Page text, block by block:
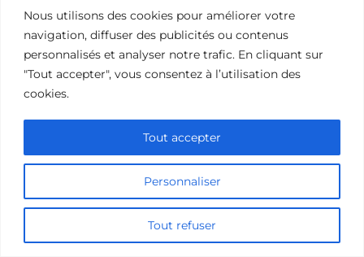
Nous utilisons des cookies pour améliorer votre
navigation, diffuser des publicités ou contenus
personnalisés et analyser notre trafic. En cliquant sur
"Tout accepter", vous consentez à l’utilisation des
cookies.
Personnaliser
Tout refuser
Tout accepter